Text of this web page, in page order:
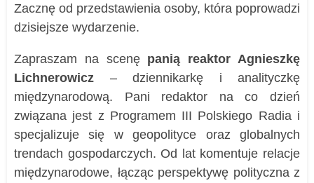
Zacznę od przedstawienia osoby, która poprowadzi
dzisiejsze wydarzenie.
Zapraszam na scenępanią reaktor Agnieszkę
Lichnerowicz – dziennikarkę i analityczkę
międzynarodową. Pani redaktor na co dzień
związana jest z Programem III Polskiego Radia i
specjalizuje się w geopolityce oraz globalnych
trendach gospodarczych. Od lat komentuje relacje
międzynarodowe, łącząc perspektywę polityczna z